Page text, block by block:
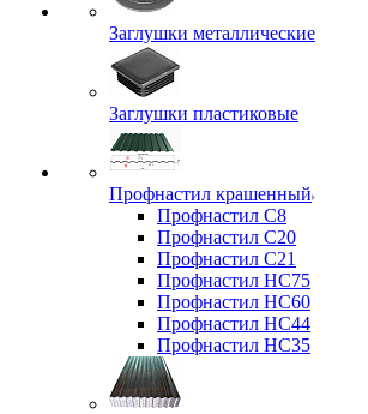
Заглушки металлические
Заглушки пластиковые
Профнастил крашенный
Профнастил С8
Профнастил С20
Профнастил С21
Профнастил НС75
Профнастил НС60
Профнастил НС44
Профнастил НС35